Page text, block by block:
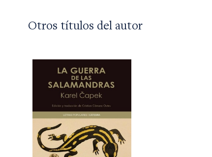
Otros títulos del autor